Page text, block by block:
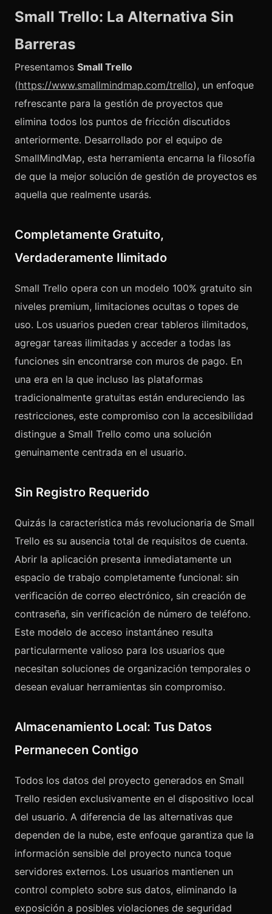
Small Trello: La Alternativa Sin
Barreras
Presentamos Small Trello
(https://www.smallmindmap.com/trello), un enfoque
refrescante para la gestión de proyectos que
elimina todos los puntos de fricción discutidos
anteriormente. Desarrollado por el equipo de
SmallMindMap, esta herramienta encarna la filosofía
de que la mejor solución de gestión de proyectos es
aquella que realmente usarás.
Completamente Gratuito,
Verdaderamente Ilimitado
Small Trello opera con un modelo 100% gratuito sin
niveles premium, limitaciones ocultas o topes de
uso. Los usuarios pueden crear tableros ilimitados,
agregar tareas ilimitadas y acceder a todas las
funciones sin encontrarse con muros de pago. En
una era en la que incluso las plataformas
tradicionalmente gratuitas están endureciendo las
restricciones, este compromiso con la accesibilidad
distingue a Small Trello como una solución
genuinamente centrada en el usuario.
Sin Registro Requerido
Quizás la característica más revolucionaria de Small
Trello es su ausencia total de requisitos de cuenta.
Abrir la aplicación presenta inmediatamente un
espacio de trabajo completamente funcional: sin
verificación de correo electrónico, sin creación de
contraseña, sin verificación de número de teléfono.
Este modelo de acceso instantáneo resulta
particularmente valioso para los usuarios que
necesitan soluciones de organización temporales o
desean evaluar herramientas sin compromiso.
Almacenamiento Local: Tus Datos
Permanecen Contigo
Todos los datos del proyecto generados en Small
Trello residen exclusivamente en el dispositivo local
del usuario. A diferencia de las alternativas que
dependen de la nube, este enfoque garantiza que la
información sensible del proyecto nunca toque
servidores externos. Los usuarios mantienen un
control completo sobre sus datos, eliminando la
exposición a posibles violaciones de seguridad